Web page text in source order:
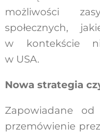
możliwości
społecznych,
w kontekście
w USA.
Nowa strategia
Zapowiadane
przemówienie